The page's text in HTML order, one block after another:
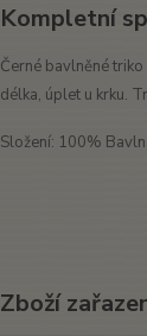
Kompletní
Černé bavlněné
délka, úplet u krku.
Složení: 100%
Zboží